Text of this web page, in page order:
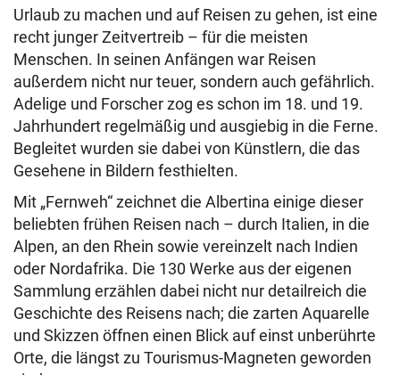
Urlaub zu machen und auf Reisen zu gehen, ist eine
recht junger Zeitvertreib – für die meisten
Menschen. In seinen Anfängen war Reisen
außerdem nicht nur teuer, sondern auch gefährlich.
Adelige und Forscher zog es schon im 18. und 19.
Jahrhundert regelmäßig und ausgiebig in die Ferne.
Begleitet wurden sie dabei von Künstlern, die das
Gesehene in Bildern festhielten.
Mit „Fernweh“ zeichnet die Albertina einige dieser
beliebten frühen Reisen nach – durch Italien, in die
Alpen, an den Rhein sowie vereinzelt nach Indien
oder Nordafrika. Die 130 Werke aus der eigenen
Sammlung erzählen dabei nicht nur detailreich die
Geschichte des Reisens nach; die zarten Aquarelle
und Skizzen öffnen einen Blick auf einst unberührte
Orte, die längst zu Tourismus-Magneten geworden